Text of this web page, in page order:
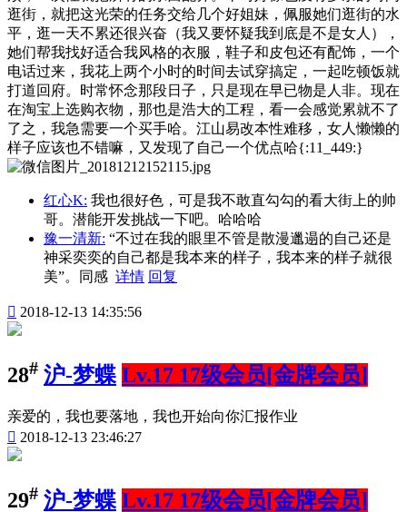
逛街，就把这光荣的任务交给几个好姐妹，佩服她们逛街的水
平，逛一天不累还很兴奋（我又要怀疑我到底是不是女人），
她们帮我找好适合我风格的衣服，鞋子和皮包还有配饰，一个
电话过来，我花上两个小时的时间去试穿搞定，一起吃顿饭就
打道回府。时常怀念那段日子，只是现在早已物是人非。现在
在淘宝上选购衣物，那也是浩大的工程，看一会感觉累就不了
了之，我急需要一个买手哈。江山易改本性难移，女人懒懒的
样子应该也不错嘛，又发现了自己一个优点哈{:11_449:}
红心K: 我也很好色，可是我不敢直勾勾的看大街上的帅
哥。潜能开发挑战一下吧。哈哈哈
豫一清新: “不过在我的眼里不管是散漫邋遢的自己还是
神采奕奕的自己都是我本来的样子，我本来的样子就很
美”。同感 详情 回复
 2018-12-13 14:35:56
28# 沪-梦蝶 Lv.17 17级会员[金牌会员]
亲爱的，我也要落地，我也开始向你汇报作业
 2018-12-13 23:46:27
29# 沪-梦蝶 Lv.17 17级会员[金牌会员]